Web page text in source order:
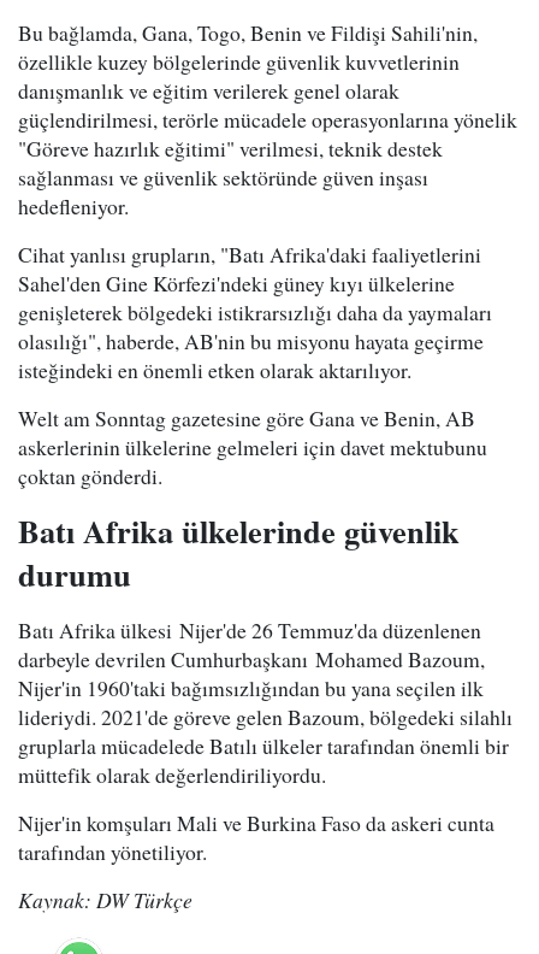
Bu bağlamda, Gana, Togo, Benin ve Fildişi Sahili'nin,
özellikle kuzey bölgelerinde güvenlik kuvvetlerinin
danışmanlık ve eğitim verilerek genel olarak
güçlendirilmesi, terörle mücadele operasyonlarına yönelik
"Göreve hazırlık eğitimi" verilmesi, teknik destek
sağlanması ve güvenlik sektöründe güven inşası
hedefleniyor.
Cihat yanlısı grupların, "Batı Afrika'daki faaliyetlerini
Sahel'den Gine Körfezi'ndeki güney kıyı ülkelerine
genişleterek bölgedeki istikrarsızlığı daha da yaymaları
olasılığı", haberde, AB'nin bu misyonu hayata geçirme
isteğindeki en önemli etken olarak aktarılıyor.
Welt am Sonntag gazetesine göre Gana ve Benin, AB
askerlerinin ülkelerine gelmeleri için davet mektubunu
çoktan gönderdi.
Batı Afrika ülkelerinde güvenlik
durumu
Batı Afrika ülkesi Nijer'de 26 Temmuz'da düzenlenen
darbeyle devrilen Cumhurbaşkanı Mohamed Bazoum,
Nijer'in 1960'taki bağımsızlığından bu yana seçilen ilk
lideriydi. 2021'de göreve gelen Bazoum, bölgedeki silahlı
gruplarla mücadelede Batılı ülkeler tarafından önemli bir
müttefik olarak değerlendiriliyordu.
Nijer'in komşuları Mali ve Burkina Faso da askeri cunta
tarafından yönetiliyor.
Kaynak: DW Türkçe